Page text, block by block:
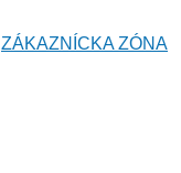
ZÁKAZNÍCKA ZÓNA